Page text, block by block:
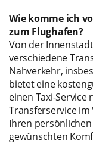
Wie komme ich
zum Flughafen?
Von der
verschiedene
Nahverkehr,
bietet eine
einen Taxi-
Transferservice
Ihren
gewünschten